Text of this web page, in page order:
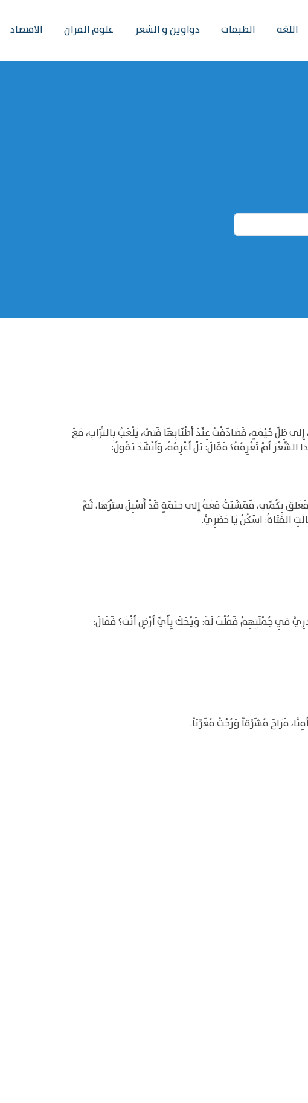
اللغة الطبقات دواوين و الشعر علوم القران الاقتصاد
ظِلِّ خَيْمَةٍ، فَصَادَفْتُ عِنْدَ أَطْنَابِهَا فَتىً، يَلْعَبُ بِالتُّرَابِ، مَعَ
الشِّعْرَ أَمْ تَعْزِمُهُ؟ فَقَالَ: بَلْ أَعْزِمُهُ، وَأَنْشَدَ يَقُولُ:
فَعَلِقَ بِكُمِّي، فَمَشَيْتُ مَعَهُ إِلى خَيْمَةٍ قَدْ أُسْبِلَ سِتْرُهَا، ثُمَّ
الفَتَاةُ: اسْكُنْ يَا حَضَرِيُّ.
فِي جُمْلَتِهِمْ فَقُلْتُ لَهُ: وَيْحَكَ بِأَيِّ أَرْضٍ أَنْتَ؟ فَقَالَ:
فَرَاحَ مُشَرِّقاً وَرُحْتُ مُغَرِّبَاً.